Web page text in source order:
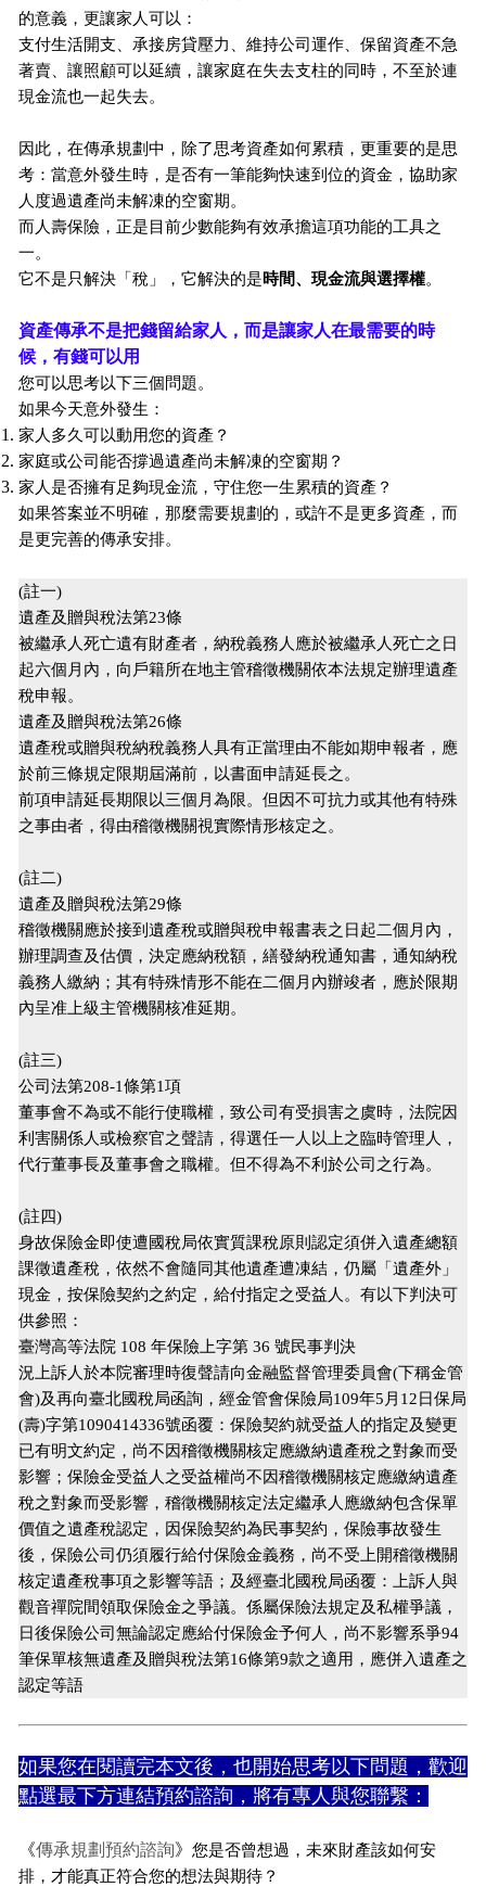
的意義，更讓家人可以：
支付生活開支、承接房貸壓力、維持公司運作、保留資產不急
著賣、讓照顧可以延續，讓家庭在失去支柱的同時，不至於連
現金流也一起失去。
因此，在傳承規劃中，除了思考資產如何累積，更重要的是思
考：當意外發生時，是否有一筆能夠快速到位的資金，協助家
人度過遺產尚未解凍的空窗期。
而人壽保險，正是目前少數能夠有效承擔這項功能的工具之
一。
它不是只解決「稅」， 它解決的是時間、現金流與選擇權。
資產傳承不是把錢留給家人，而是讓家人在最需要的時
候，有錢可以用
您可以思考以下三個問題。
如果今天意外發生：
家人多久可以動用您的資產？
家庭或公司能否撐過遺產尚未解凍的空窗期？
家人是否擁有足夠現金流，守住您一生累積的資產？
如果答案並不明確，那麼需要規劃的，或許不是更多資產，而
是更完善的傳承安排。
(註一)
遺產及贈與稅法第23條
被繼承人死亡遺有財產者，納稅義務人應於被繼承人死亡之日
起六個月內，向戶籍所在地主管稽徵機關依本法規定辦理遺產
稅申報。
遺產及贈與稅法第26條
遺產稅或贈與稅納稅義務人具有正當理由不能如期申報者，應
於前三條規定限期屆滿前，以書面申請延長之。
前項申請延長期限以三個月為限。但因不可抗力或其他有特殊
之事由者，得由稽徵機關視實際情形核定之。
(註二)
遺產及贈與稅法第29條
稽徵機關應於接到遺產稅或贈與稅申報書表之日起二個月內，
辦理調查及估價，決定應納稅額，繕發納稅通知書，通知納稅
義務人繳納；其有特殊情形不能在二個月內辦竣者，應於限期
內呈准上級主管機關核准延期。
(註三)
公司法第208-1條第1項
董事會不為或不能行使職權，致公司有受損害之虞時，法院因
利害關係人或檢察官之聲請，得選任一人以上之臨時管理人，
代行董事長及董事會之職權。但不得為不利於公司之行為。
(註四)
身故保險金即使遭國稅局依實質課稅原則認定須併入遺產總額
課徵遺產稅，依然不會隨同其他遺產遭凍結，仍屬「遺產外」
現金，按保險契約之約定，給付指定之受益人。有以下判決可
供參照：
臺灣高等法院 108 年保險上字第 36 號民事判決
況上訴人於本院審理時復聲請向金融監督管理委員會(下稱金管
會)及再向臺北國稅局函詢，經金管會保險局109年5月12日保局
(壽)字第1090414336號函覆：保險契約就受益人的指定及變更
已有明文約定，尚不因稽徵機關核定應繳納遺產稅之對象而受
影響；保險金受益人之受益權尚不因稽徵機關核定應繳納遺產
稅之對象而受影響，稽徵機關核定法定繼承人應繳納包含保單
價值之遺產稅認定，因保險契約為民事契約，保險事故發生
後，保險公司仍須履行給付保險金義務，尚不受上開稽徵機關
核定遺產稅事項之影響等語；及經臺北國稅局函覆：上訴人與
觀音禪院間領取保險金之爭議。係屬保險法規定及私權爭議，
日後保險公司無論認定應給付保險金予何人，尚不影響系爭94
筆保單核無遺產及贈與稅法第16條第9款之適用，應併入遺產之
認定等語
如果您在閱讀完本文後，也開始思考以下問題，歡迎
點選最下方連結預約諮詢，將有專人與您聯繫：
《傳承規劃預約諮詢》 您是否曾想過，未來財產該如何安
排，才能真正符合您的想法與期待？